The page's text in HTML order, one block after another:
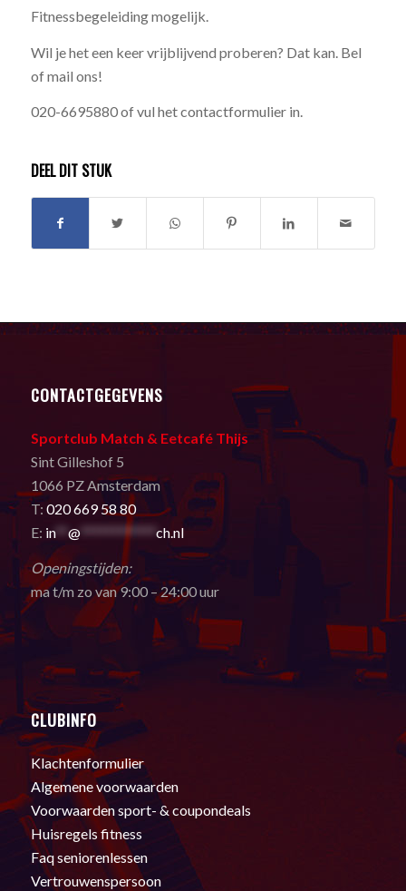
Fitnessbegeleiding mogelijk.
Wil je het een keer vrijblijvend proberen? Dat kan. Bel
of mail ons!
020-6695880 of vul het contactformulier in.
DEEL DIT STUK
CONTACTGEGEVENS
Sportclub Match & Eetcafé Thijs
Sint Gilleshof 5
1066 PZ Amsterdam
T: 020 669 58 80
E: in** @************ ch.nl
Openingstijden:
ma t/m zo van 9:00 – 24:00 uur
CLUBINFO
Klachtenformulier
Algemene voorwaarden
Voorwaarden sport- & coupondeals
Huisregels fitness
Faq seniorenlessen
Vertrouwenspersoon